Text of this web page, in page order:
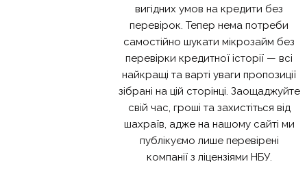
вигідних умов на кредити без
перевірок. Тепер нема потреби
самостійно шукати мікрозайм без
перевірки кредитної історії — всі
найкращі та варті уваги пропозиції
зібрані на цій сторінці. Заощаджуйте
свій час, гроші та захистіться від
шахраїв, адже на нашому сайті ми
публікуємо лише перевірені
компанії з ліцензіями НБУ.